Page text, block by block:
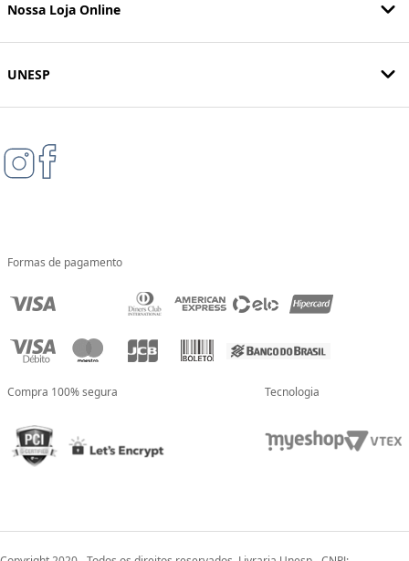
Nossa Loja Online
UNESP
Formas de pagamento
Compra 100% segura Tecnologia